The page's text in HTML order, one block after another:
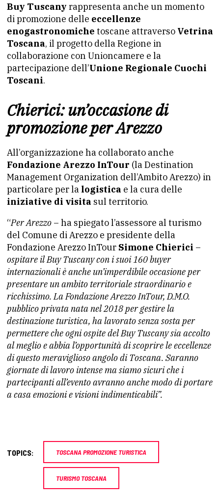
Buy Tuscany rappresenta anche un momento
di promozione delle eccellenze
enogastronomiche toscane attraverso Vetrina
Toscana, il progetto della Regione in
collaborazione con Unioncamere e la
partecipazione dell’Unione Regionale Cuochi
Toscani.
Chierici: un’occasione di
promozione per Arezzo
All’organizzazione ha collaborato anche
Fondazione Arezzo InTour (la Destination
Management Organization dell’Ambito Arezzo) in
particolare per la logistica e la cura delle
iniziative di visita sul territorio.
“Per Arezzo – ha spiegato l’assessore al turismo
del Comune di Arezzo e presidente della
Fondazione Arezzo InTour Simone Chierici –
ospitare il Buy Tuscany con i suoi 160 buyer
internazionali è anche un’imperdibile occasione per
presentare un ambito territoriale straordinario e
ricchissimo. La Fondazione Arezzo InTour, D.M.O.
pubblico privata nata nel 2018 per gestire la
destinazione turistica, ha lavorato senza sosta per
permettere che ogni ospite del Buy Tuscany sia accolto
al meglio e abbia l’opportunità di scoprire le eccellenze
di questo meraviglioso angolo di Toscana. Saranno
giornate di lavoro intense ma siamo sicuri che i
partecipanti all’evento avranno anche modo di portare
a casa emozioni e visioni indimenticabili”.
TOPICS: TOSCANA PROMOZIONE TURISTICA
TURISMO TOSCANA